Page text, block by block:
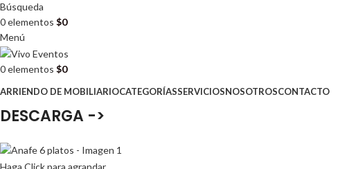
Búsqueda
0elementos $0
Menú
0elementos $0
ARRIENDO DE MOBILIARIOCATEGORÍASSERVICIOSNOSOTROSCONTACTO
DESCARGA ->
Haga Click para agrandar